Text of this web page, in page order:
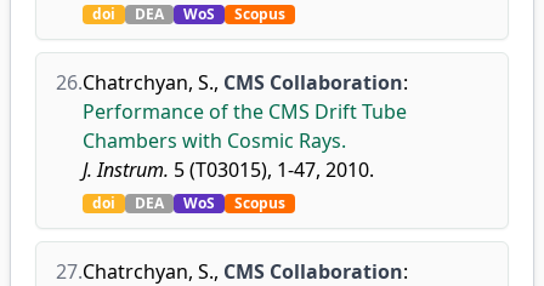
doi DEA WoS Scopus
26.Chatrchyan, S., CMS Collaboration:
Performance of the CMS Drift Tube
Chambers with Cosmic Rays.
J. Instrum. 5 (T03015), 1-47, 2010.
doi DEA WoS Scopus
27.Chatrchyan, S., CMS Collaboration: